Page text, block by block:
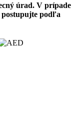
úrad. V prípade
postupujte podľa